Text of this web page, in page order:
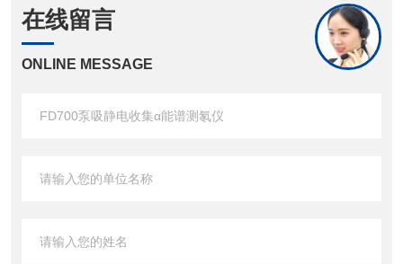
在线留言
ONLINE MESSAGE